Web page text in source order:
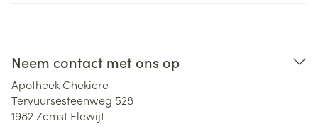
Neem contact met ons op
Apotheek Ghekiere
Tervuursesteenweg 528
1982 Zemst Elewijt